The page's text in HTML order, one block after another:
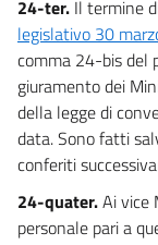
24-ter. Il termine
legislativo 30
comma 24-bis del
giuramento dei
della legge di
data. Sono fatti
conferiti
24-quater.Ai vice
personale pari a